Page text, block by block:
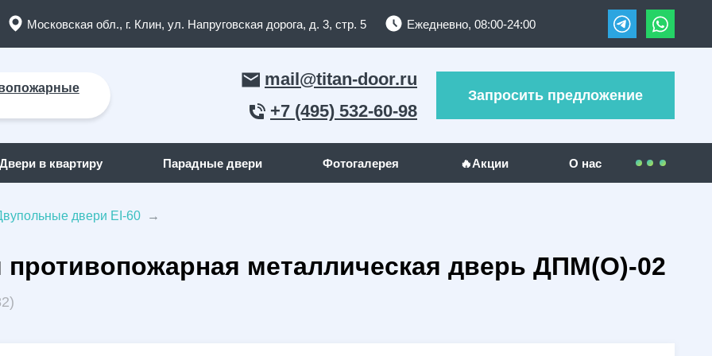
Московская обл., г. Клин, ул. Напруговская дорога, д. 3, стр. 5 Ежедневно, 08:00-24:00
mail@titan-door.ru
+7 (495) 532-60-98
Запросить предложение
ДВЕРИ
двери (165)
двери
дома
С отделкой МДФ (289) Решетки на окна (24)
Гаражные ворота
Двери в квартиру Парадные двери Фотогалерея 🔥Акции О нас
двери EI-60 →
противопожарная металлическая дверь ДПМ(О)-02